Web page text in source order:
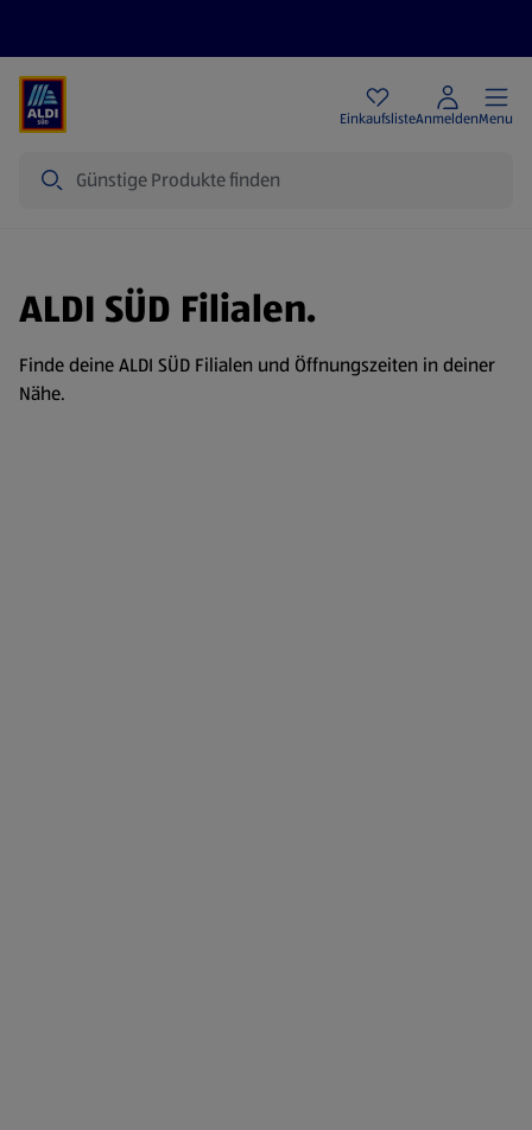
EinkaufslisteAnmeldenMenu
ALDI SÜD Filialen.
Finde deine ALDI SÜD Filialen und Öffnungszeiten in deiner
Nähe.